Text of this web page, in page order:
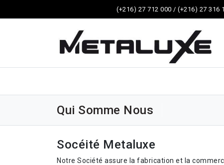
(+216) 27 712 000 / (+216) 27 316
Qui Somme Nous
Socéité Metaluxe
Notre Société assure la fabrication et la